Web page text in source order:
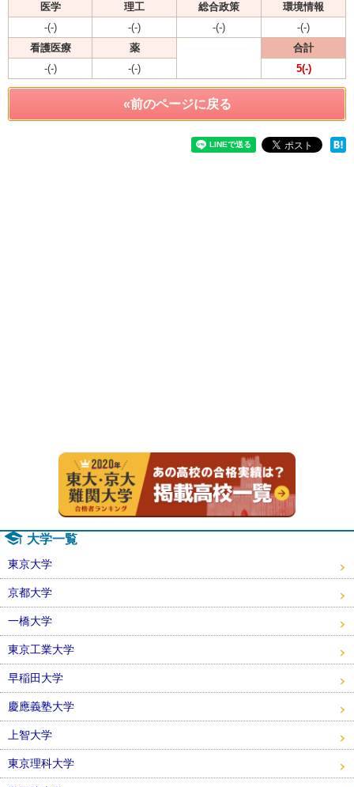
医学
理工 総合政策
環境情報
-(-)
-(-) -(-)
-(-)
看護医療
薬
合計
-(-)
-(-) 5(-)
«前のページに戻る
大学一覧
東京大学
京都大学
一橋大学
東京工業大学
早稲田大学
慶應義塾大学
上智大学
東京理科大学